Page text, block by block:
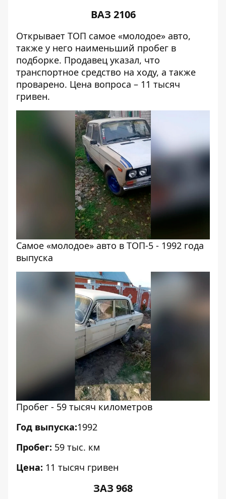
ВАЗ 2106
Открывает ТОП самое «молодое» авто,
также у него наименьший пробег в
подборке. Продавец указал, что
транспортное средство на ходу, а также
проварено. Цена вопроса – 11 тысяч
гривен.
Самое «молодое» авто в ТОП-5 - 1992 года
выпуска
Пробег - 59 тысяч километров
Год выпуска:1992
Пробег: 59 тыс. км
Цена: 11 тысяч гривен
ЗАЗ 968